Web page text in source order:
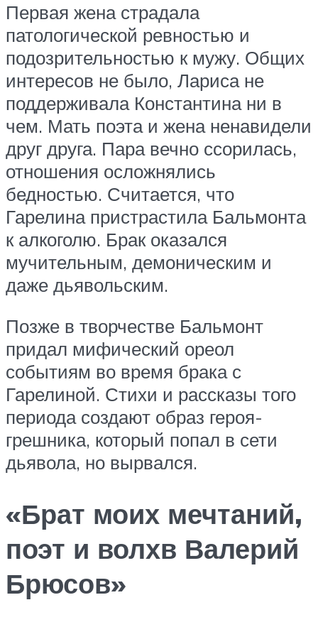
Первая жена страдала
патологической ревностью и
подозрительностью к мужу. Общих
интересов не было, Лариса не
поддерживала Константина ни в
чем. Мать поэта и жена ненавидели
друг друга. Пара вечно ссорилась,
отношения осложнялись
бедностью. Считается, что
Гарелина пристрастила Бальмонта
к алкоголю. Брак оказался
мучительным, демоническим и
даже дьявольским.
Позже в творчестве Бальмонт
придал мифический ореол
событиям во время брака с
Гарелиной. Стихи и рассказы того
периода создают образ героя-
грешника, который попал в сети
дьявола, но вырвался.
«Брат моих мечтаний,
поэт и волхв Валерий
Брюсов»